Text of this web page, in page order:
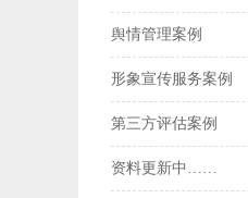
舆情管理案例
形象宣传服务案例
第三方评估案例
资料更新中……